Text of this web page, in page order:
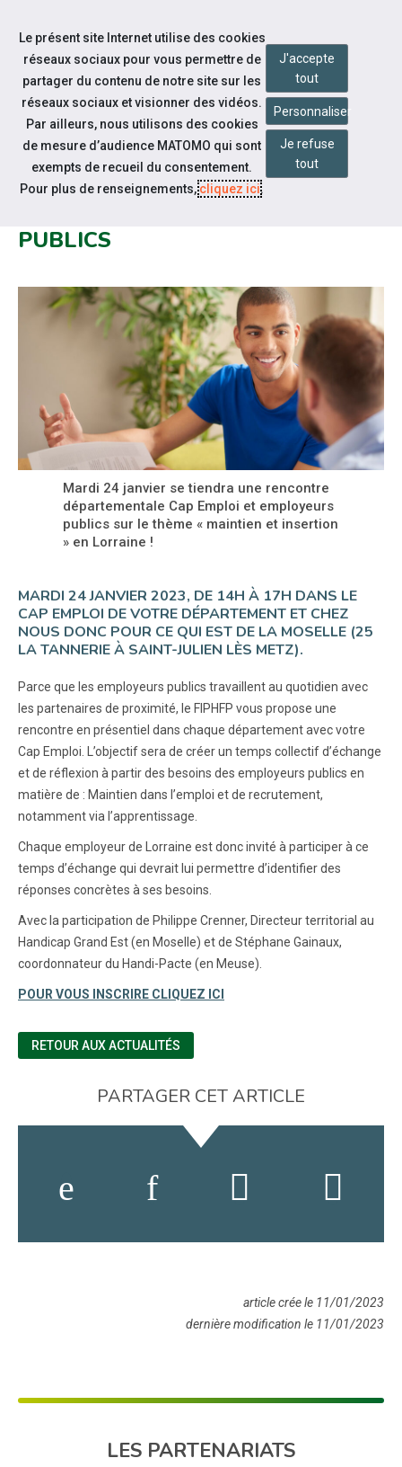
Aller au contenu
Nos actualités
RENCONTRE DÉPARTEMENTALE
PUBLICS
Mardi 24 janvier se tiendra une rencontre
départementale Cap Emploi et employeurs
publics sur le thème « maintien et insertion
» en Lorraine !
MARDI 24 JANVIER 2023, DE 14H À 17H DANS LE
CAP EMPLOI DE VOTRE DÉPARTEMENT ET CHEZ
NOUS DONC POUR CE QUI EST DE LA MOSELLE (25
LA TANNERIE À SAINT-JULIEN LÈS METZ).
Parce que les employeurs publics travaillent au quotidien avec
les partenaires de proximité, le FIPHFP vous propose une
rencontre en présentiel dans chaque département avec votre
Cap Emploi. L’objectif sera de créer un temps collectif d’échange
et de réflexion à partir des besoins des employeurs publics en
matière de : Maintien dans l’emploi et de recrutement,
notamment via l’apprentissage.
Chaque employeur de Lorraine est donc invité à participer à ce
temps d’échange qui devrait lui permettre d’identifier des
réponses concrètes à ses besoins.
Avec la participation de Philippe Crenner, Directeur territorial au
Handicap Grand Est (en Moselle) et de Stéphane Gainaux,
coordonnateur du Handi-Pacte (en Meuse).
POUR VOUS INSCRIRE CLIQUEZ ICI
RETOUR AUX ACTUALITÉS
PARTAGER CET ARTICLE
article crée le 11/01/2023
dernière modification le 11/01/2023
LES PARTENARIATS
Le présent site Internet utilise des cookies
réseaux sociaux pour vous permettre de
partager du contenu de notre site sur les
réseaux sociaux et visionner des vidéos.
Par ailleurs, nous utilisons des cookies
de mesure d’audience MATOMO qui sont
exempts de recueil du consentement.
Pour plus de renseignements,cliquez ici.
J'accepte
tout
Personnaliser
Je refuse
tout